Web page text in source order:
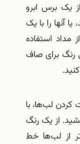
یک برس ابرو
آنها را با یک
مداد استفاده
رنگ برای صاف
.
لب‌ها، با
. از یک رنگ
از لب‌ها خط